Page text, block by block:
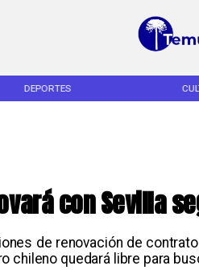
DEPORTES
con Sevilla
de renovación de
chileno quedará libre para